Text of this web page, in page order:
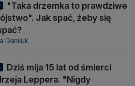
"Taka drzemka to prawdziwe
Jak spać, żeby się
Daniluk
Dziś mija 15 lat od śmierci
Leppera. "Nigdy